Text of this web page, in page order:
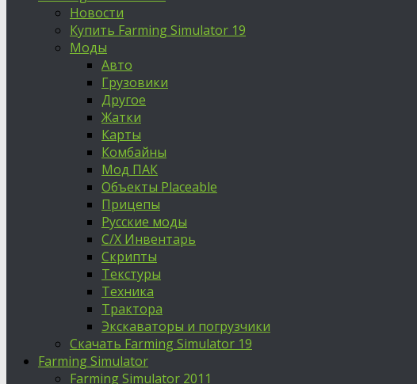
Новости
Купить Farming Simulator 19
Моды
Авто
Грузовики
Другое
Жатки
Карты
Комбайны
Мод ПАК
Объекты Placeable
Прицепы
Русские моды
С/Х Инвентарь
Скрипты
Текстуры
Техника
Трактора
Экскаваторы и погрузчики
Скачать Farming Simulator 19
Farming Simulator
Farming Simulator 2011